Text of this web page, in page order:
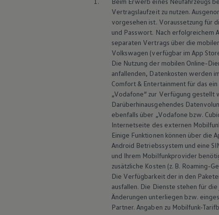
Volkswagen R und R Experience
Volkswagen entdecken
Werkbesichtigung
T-Roc Kollektion
Volkswagen Kollektion
Service und Ersatzteile
Inspektion und HU/AU
Vertragslaufzeit zu nutzen.
vorgesehen ist. Voraussetzung für
und Passwort. Nach erfolgreichem
separaten Vertrags über die
Volkswagen (verfügbar im App
Die Nutzung der mobilen Online-
anfallenden, Datenkosten werden
Comfort & Entertainment für das
„Vodafone“ zur Verfügung gestellt
Darüberhinausgehendes
ebenfalls über „Vodafone bzw.
Internetseite des externen
Einige Funktionen können über die
Android Betriebssystem und eine
und Ihrem Mobilfunkprovider
zusätzliche Kosten (z. B. Roaming-
Die Verfügbarkeit der in den
ausfallen. Die Dienste stehen für
Änderungen unterliegen bzw.
Partner. Angaben zu Mobilfunk-